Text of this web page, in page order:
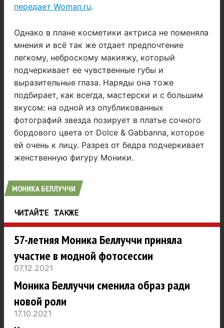
передает Woman.ru.
Однако в плане косметики актриса не поменяла
мнения и всё так же отдает предпочтение
легкому, неброскому макияжу, который
подчеркивает ее чувственные губы и
выразительные глаза. Наряды она тоже
подбирает, как всегда, мастерски и с большим
вкусом: на одной из опубликованных
фотографий звезда позирует в платье сочного
бордового цвета от Dolce & Gabbanna, которое
ей очень к лицу. Разрез от бедра подчеркивает
женственную фигуру Моники.
МОНИКА БЕЛЛУЧЧИ
ЧИТАЙТЕ ТАКЖЕ
57-летняя Моника Беллуччи приняла
участие в модной фотосессии
07.12.2021
Моника Беллуччи сменила образ ради
новой роли
17.10.2021